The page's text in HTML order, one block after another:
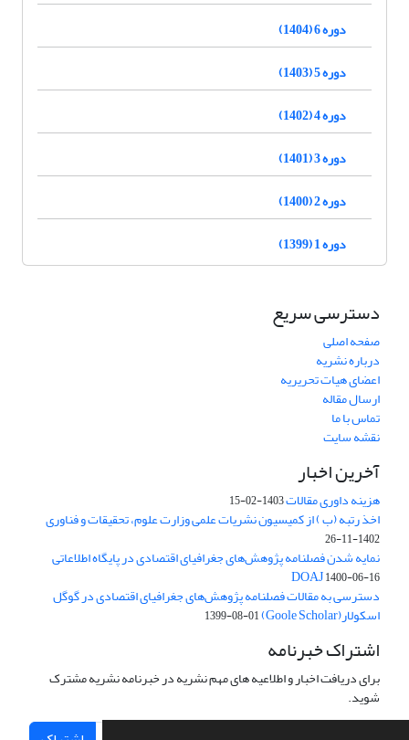
دوره 6 (1404)
دوره 5 (1403)
دوره 4 (1402)
دوره 3 (1401)
دوره 2 (1400)
دوره 1 (1399)
دسترسی سریع
صفحه اصلی
درباره نشریه
اعضای هیات تحریریه
ارسال مقاله
تماس با ما
نقشه سایت
آخرین اخبار
هزینه داوری مقالات1403-02-15
اخذ رتبه (ب ) از کمیسیون نشریات علمی وزارت علوم، تحقیقات و فناوری
1402-11-26
نمایه شدن فصلنامه پژوهش‌های جغرافیای اقتصادی در پایگاه اطلاعاتی
DOAJ1400-06-16
دسترسی به مقالات فصلنامه پژوهش‌های جغرافیای اقتصادی در گوگل
اسکولار(Goole Scholar) 1399-08-01
اشتراک خبرنامه
برای دریافت اخبار و اطلاعیه های مهم نشریه در خبرنامه نشریه مشترک
شوید.